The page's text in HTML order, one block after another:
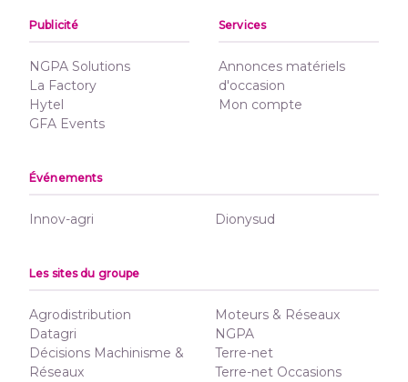
Publicité
NGPA Solutions
La Factory
Hytel
GFA Events
Services
Annonces matériels
d'occasion
Mon compte
Événements
Innov-agri Dionysud
Les sites du groupe
Agrodistribution
Datagri
Décisions Machinisme &
Réseaux
Moteurs & Réseaux
NGPA
Terre-net
Terre-net Occasions